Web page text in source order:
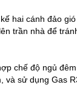
hai cánh đảo
trần nhà để
chế độ ngủ
và sử dụng Gas